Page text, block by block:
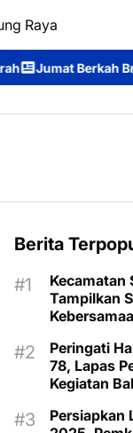
Raya
Kalteng, Personel
Berita
Kecamatan
Tampilkan
Peringati
78, Lapas
Kegiatan
Persiapkan